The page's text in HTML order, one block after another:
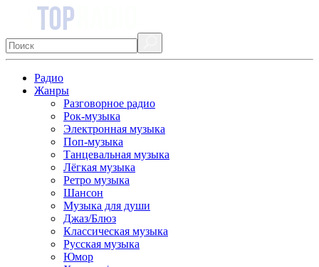
Радио
Жанры
Разговорное радио
Рок-музыка
Электронная музыка
Поп-музыка
Танцевальная музыка
Лёгкая музыка
Ретро музыка
Шансон
Музыка для души
Джаз/Блюз
Классическая музыка
Русская музыка
Юмор